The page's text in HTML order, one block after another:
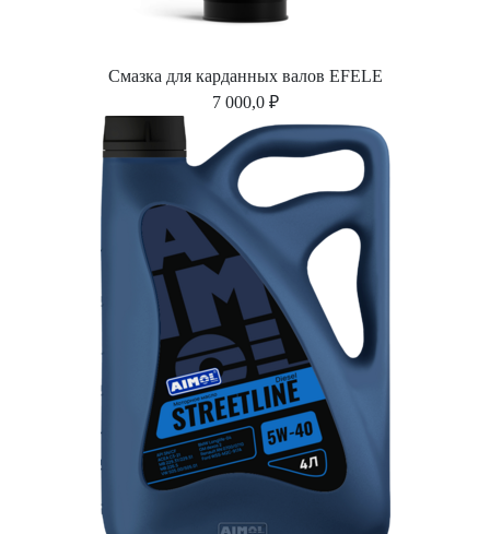
Смазка для карданных валов EFELE
7 000,0 ₽